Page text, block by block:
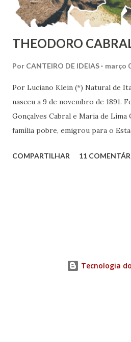
THEODORO
Por CANTEIRO DE IDEIAS março
Por Luciano Klein (*) Natural de
nasceu a 9 de novembro de 1891.
Gonçalves Cabral e Maria de Lima
família pobre, emigrou para o
nos estudos, adquiriu
COMPARTILHAR 11
Tecnologia